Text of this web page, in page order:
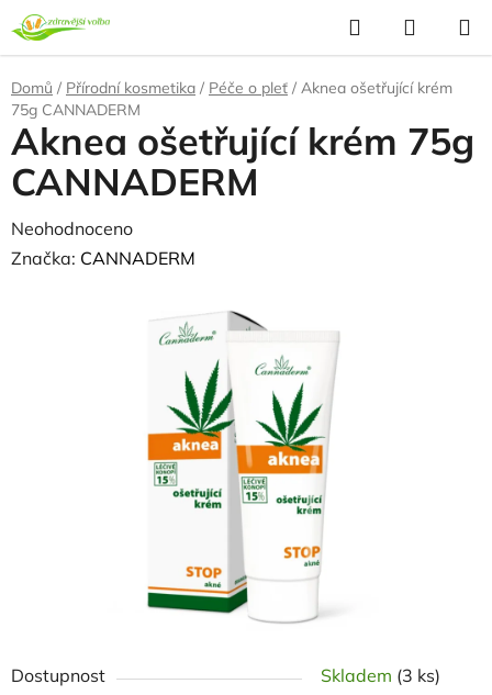
Přejít
na
obsah
Hledat
KOŠÍK
Domů / Přírodní kosmetika / Péče o pleť / Aknea ošetřující krém
75g CANNADERM
Dostupnost Skladem (3 ks)
Aknea ošetřující krém 75g
CANNADERM
Průměrné
hodnocení
Neohodnoceno
Značka: CANNADERM